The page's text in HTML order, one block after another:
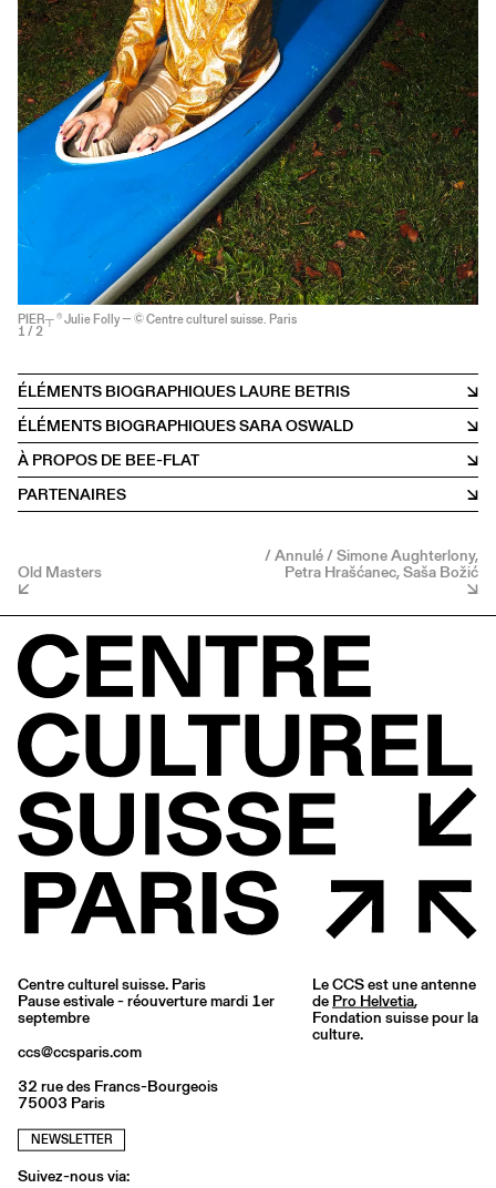
PIER┬ ® Julie Folly — © Centre culturel suisse. Paris
1 / 2
ÉLÉMENTS BIOGRAPHIQUES LAURE BETRIS
ÉLÉMENTS BIOGRAPHIQUES SARA OSWALD
À PROPOS DE BEE-FLAT
PARTENAIRES
Old Masters
/ Annulé / Simone Aughterlony,
Petra Hrašćanec, Saša Božić
Centre culturel suisse. Paris
Pause estivale - réouverture mardi 1er
septembre
ccs@ccsparis.com
32 rue des Francs-Bourgeois
75003 Paris
NEWSLETTER
Suivez-nous via:
Le CCS est une antenne
de Pro Helvetia,
Fondation suisse pour la
culture.